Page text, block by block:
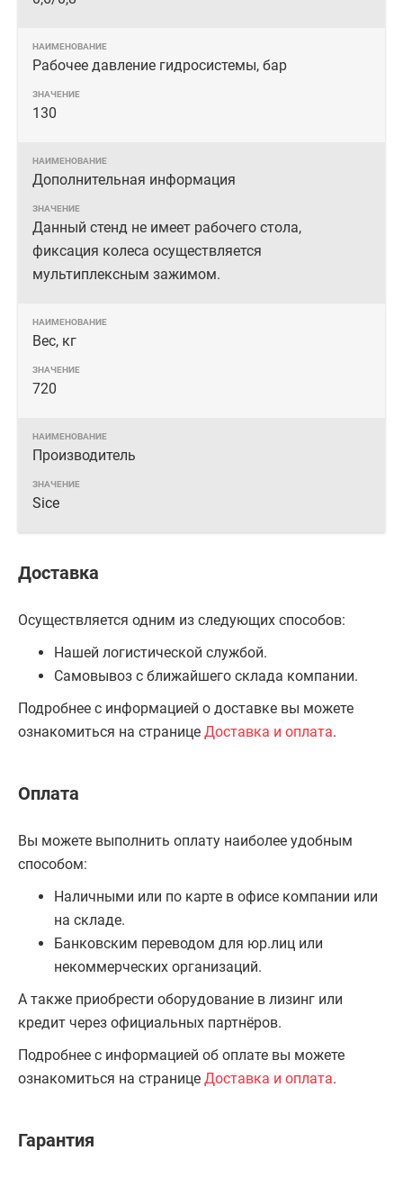
Рабочее давление гидросистемы, бар
130
Дополнительная информация
Данный стенд не имеет рабочего стола,
фиксация колеса осуществляется
мультиплексным зажимом.
Вес, кг
720
Производитель
Sice
Доставка
Осуществляется одним из следующих способов:
Нашей логистической службой.
Самовывоз с ближайшего склада компании.
Подробнее с информацией о доставке вы можете
ознакомиться на странице Доставка и оплата.
Оплата
Вы можете выполнить оплату наиболее удобным
способом:
Наличными или по карте в офисе компании или
на складе.
Банковским переводом для юр.лиц или
некоммерческих организаций.
А также приобрести оборудование в лизинг или
кредит через официальных партнёров.
Подробнее с информацией об оплате вы можете
ознакомиться на странице Доставка и оплата.
Гарантия